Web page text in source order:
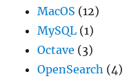
MacOS (12)
MySQL (1)
Octave (3)
OpenSearch (4)